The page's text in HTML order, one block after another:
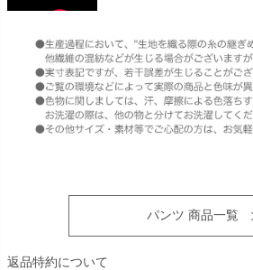
パンツ 商品一覧
返品特約について